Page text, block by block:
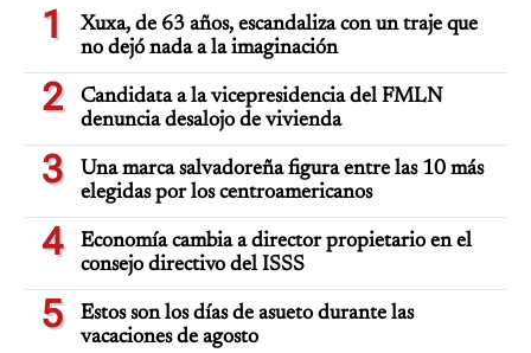
1
Xuxa, de 63 años, escandaliza con un traje que
no dejó nada a la imaginación
2
Candidata a la vicepresidencia del FMLN
denuncia desalojo de vivienda
3
Una marca salvadoreña figura entre las 10 más
elegidas por los centroamericanos
4
Economía cambia a director propietario en el
consejo directivo del ISSS
5
Estos son los días de asueto durante las
vacaciones de agosto